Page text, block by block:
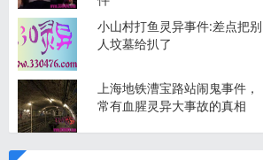
小山村打鱼灵异事件:差点把别
人坟墓给扒了
上海地铁漕宝路站闹鬼事件，
常有血腥灵异大事故的真相